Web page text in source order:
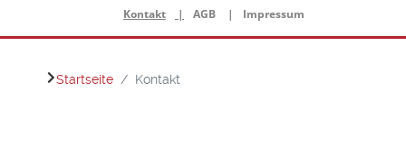
Kontakt AGB Impressum
Startseite Kontakt